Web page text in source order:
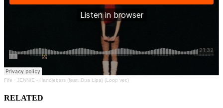
Fife · JENNIE - Handlebars (feat. Dua Lipa) (Loop ver.)
RELATED